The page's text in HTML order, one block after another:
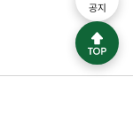
공지